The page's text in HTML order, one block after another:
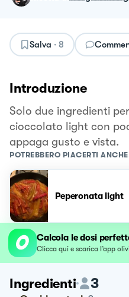
Salva · 8
Introduzione
Solo due ingredienti
cioccolato light con
appaga gusto e vista.
POTREBBERO PIACERTI
Peperonata light
Calcola le dosi
Clicca qui e scarica l’app
Ingredienti 3